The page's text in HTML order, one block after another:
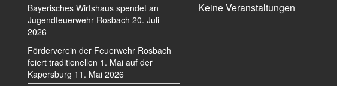
Bayerisches Wirtshaus spendet an
Jugendfeuerwehr Rosbach 20. Juli
2026
Förderverein der Feuerwehr Rosbach
feiert traditionellen 1. Mai auf der
Kapersburg 11. Mai 2026
Keine Veranstaltungen